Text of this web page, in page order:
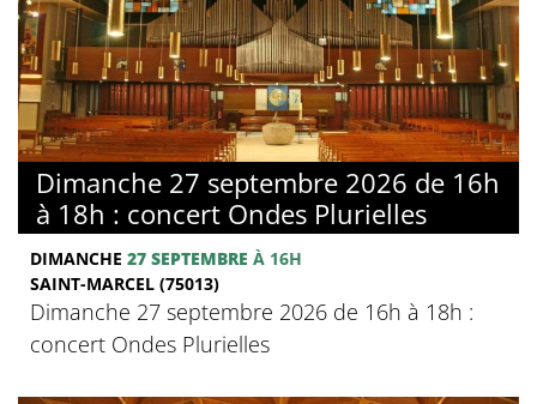
Dimanche 27 septembre 2026 de 16h
à 18h : concert Ondes Plurielles
DIMANCHE 27 SEPTEMBRE À 16H
SAINT-MARCEL (75013)
Dimanche 27 septembre 2026 de 16h à 18h :
concert Ondes Plurielles